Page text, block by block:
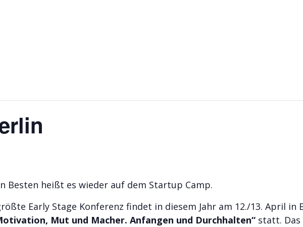
Besten heißt es wieder auf dem Startup Camp.
Early Stage Konferenz findet in diesem Jahr am 12./13. April in
Mut und Macher. Anfangen und Durchhalten“ statt. Das